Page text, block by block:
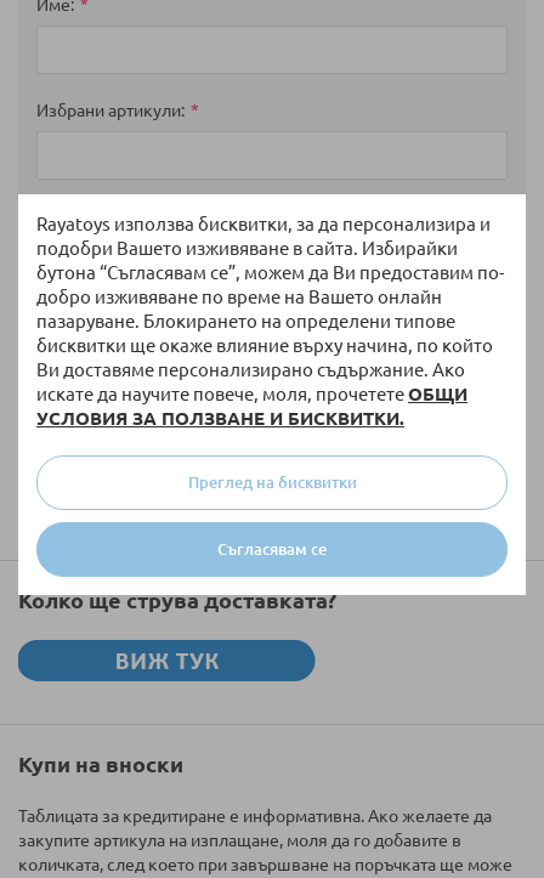
Rayatoys използва бисквитки, за да персонализира и
подобри Вашето изживяване в сайта. Избирайки
бутона “Съгласявам се”, можем да Ви предоставим по-
добро изживяване по време на Вашето онлайн
пазаруване. Блокирането на определени типове
бисквитки ще окаже влияние върху начина, по който
Ви доставяме персонализирано съдържание. Ако
искате да научите повече, моля, прочететеОБЩИ
УСЛОВИЯ ЗА ПОЛЗВАНЕ И БИСКВИТКИ.
Съгласявам се
Преглед на бисквитки
star
stars
stars
stars
stars
Име
Избрани артикули
Мнение
Изпратете
Колко ще струва доставката?
Купи на вноски
Таблицата за кредитиране е информативна. Ако желаете да
закупите артикула на изплащане, моля да го добавите в
количката, след което при завършване на поръчката ще може